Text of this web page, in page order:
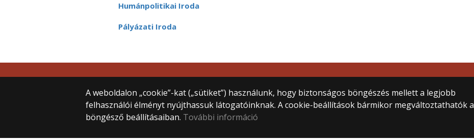
Humánpolitikai Iroda
Pályázati Iroda
A weboldalon „cookie”-kat („sütiket”) használunk, hogy biztonságos böngészés mellett a legjobb
felhasználói élményt nyújthassuk látogatóinknak. A cookie-beállítások bármikor megváltoztathatók a
böngésző beállításaiban. További információ
© 2025 Eötvös Loránd Tudományegyetem
Minden jog fenntartva.
1053 Budapest, Egyetem tér 1–3.
Központi telefonszám: +36 1 411 6500
Webfejlesztés: